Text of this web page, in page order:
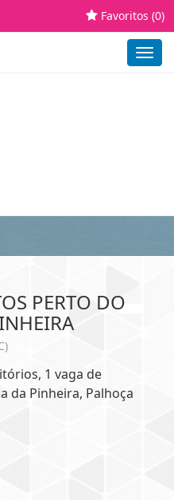
Favoritos (0)
PERTO DO
1 vaga de
da Pinheira, Palhoça